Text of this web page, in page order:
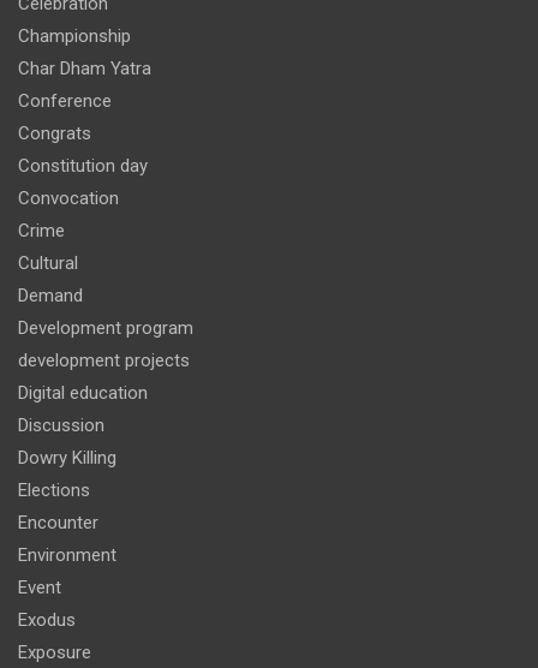
Championship
Char Dham Yatra
Conference
Congrats
Constitution day
Convocation
Crime
Cultural
Demand
Development program
development projects
Digital education
Discussion
Dowry Killing
Elections
Encounter
Environment
Event
Exodus
Exposure